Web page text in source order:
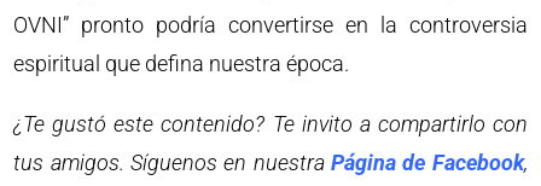
OVNI” pronto podría convertirse en la controversia
espiritual que defina nuestra época.
¿Te gustó este contenido? Te invito a compartirlo con
tus amigos. Síguenos en nuestraPágina de Facebook,